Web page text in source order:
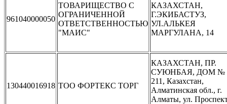
961040000050
ТОВАРИЩЕСТВО С
ОГРАНИЧЕННОЙ
ОТВЕТСТВЕННОСТЬЮ
"МАИС"
КАЗАХСТАН,
Г.ЭКИБАСТУЗ,
УЛ.АЛЬКЕЯ
МАРГУЛАНА, 14
130440016918 ТОО ФОРТЕКС ТОРГ
КАЗАХСТАН, ПР.
СУЮНБАЯ, ДОМ №
211, Казахстан,
Алматинская обл., г.
Алматы, ул.